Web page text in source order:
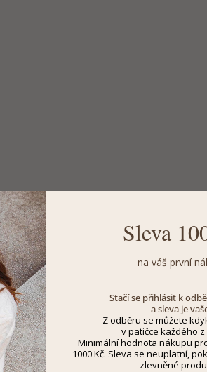
Sleva
na váš první
Stačí se přihlásit k
a sleva je
Z odběru se můžete
v patičce každého z
Minimální hodnota nákupu
1000 Kč. Sleva se neuplatní,
zlevněné